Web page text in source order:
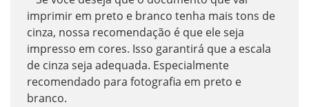
imprimir em preto e branco tenha mais tons de
cinza, nossa recomendação é que ele seja
impresso em cores. Isso garantirá que a escala
de cinza seja adequada. Especialmente
recomendado para fotografia em preto e
branco.